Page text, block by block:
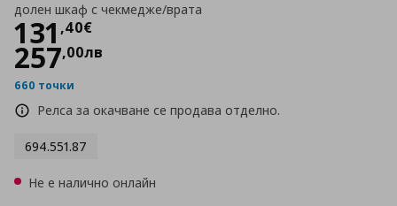
долен шкаф с чекмедже/врата
131 ,40€
Цена
257,00лв
660 точки
Релса за окачване се продава отделно.
694.551.87
Не е налично онлайн